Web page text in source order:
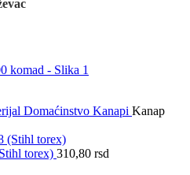
Domaćinstvo Kanapi Kanap
torex) 310,80 rsd